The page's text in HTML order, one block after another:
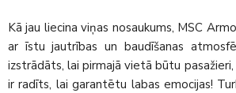
Kā jau liecina viņas nosaukums, MSC
ar īstu jautrības un baudīšanas
izstrādāts, lai pirmajā vietā būtu
ir radīts, lai garantētu labas emocijas!